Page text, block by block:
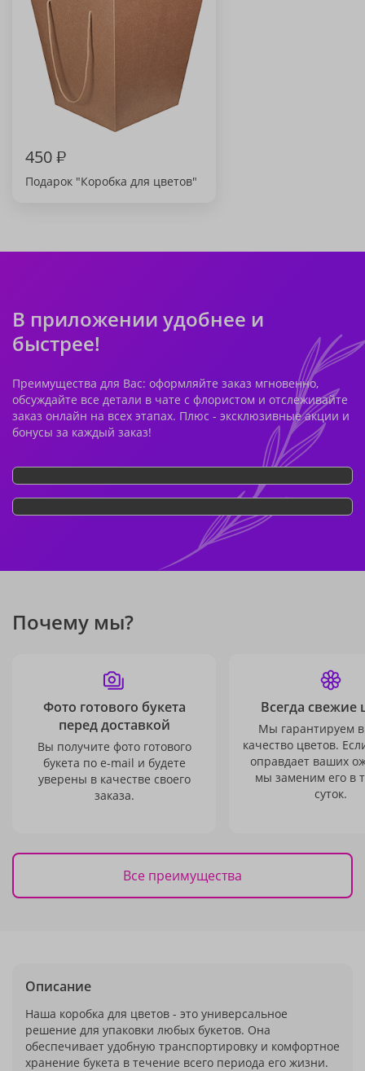
450₽
Подарок "Коробка для цветов"
В приложении удобнее и
быстрее!
Преимущества для Вас: оформляйте заказ мгновенно,
обсуждайте все детали в чате с флористом и отслеживайте
заказ онлайн на всех этапах. Плюс - эксклюзивные акции и
бонусы за каждый заказ!
Почему мы?
Фото готового букета
перед доставкой
Вы получите фото готового
букета по e-mail и будете
уверены в качестве своего
заказа.
Всегда свежие
Мы гарантируем
качество цветов.
оправдает ваших
мы заменим его в
суток.
Все преимущества
Описание
Наша коробка для цветов - это универсальное
решение для упаковки любых букетов. Она
обеспечивает удобную транспортировку и комфортное
хранение букета в течение всего периода его жизни.